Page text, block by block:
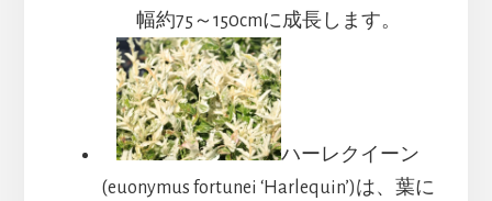
幅約75～150cmに成長します。
ハーレクイーン
(euonymus fortunei ‘Harlequin’)は、葉に